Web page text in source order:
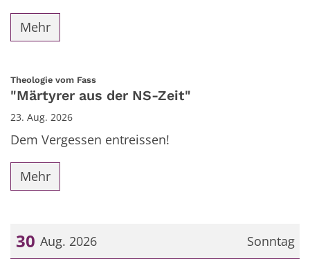
Mehr
Theologie vom Fass:
"Märtyrer aus der NS-Zeit"
23. Aug. 2026
Dem Vergessen entreissen!
Mehr
Sonntag
30 Aug. 2026